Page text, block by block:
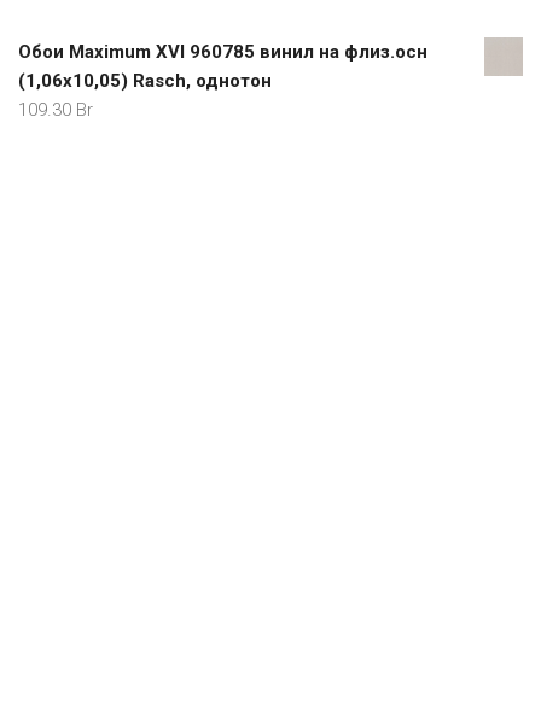
Обои Maximum XVI 960785 винил на флиз.осн
(1,06х10,05) Rasch, однотон
109.30 Br